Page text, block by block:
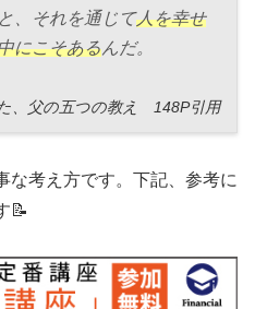
、それを通じて人を幸せ
にこそあるんだ。
、父の五つの教え 148P引用
な考え方です。下記、参考に
📝